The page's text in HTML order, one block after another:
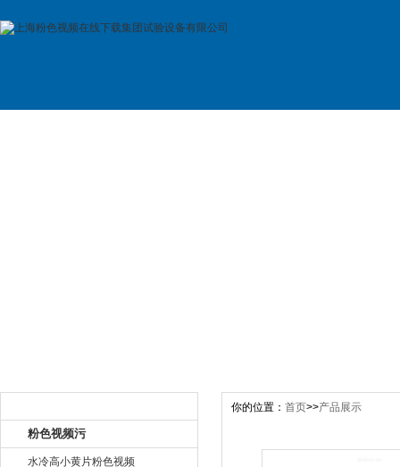
粉色视频污
水冷高小黄片粉色视频
你的位置： 首页>>产品展示